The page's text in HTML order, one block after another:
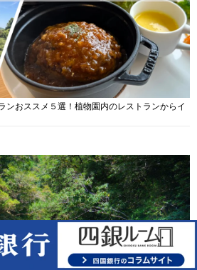
ンおススメ５選！植物園内のレストランからイ